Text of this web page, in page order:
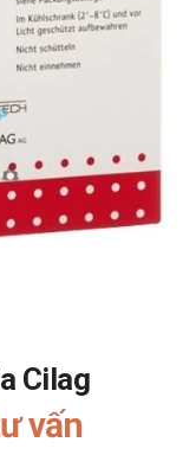
Cilag
vấn